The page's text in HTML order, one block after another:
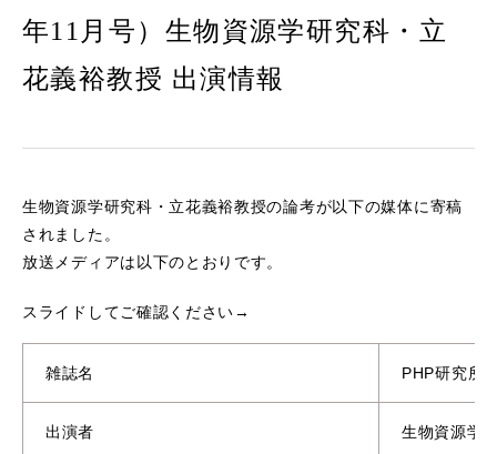
年11月号）生物資源学研究科・立
花義裕教授 出演情報
生物資源学研究科・立花義裕教授の論考が以下の媒体に寄稿
されました。
放送メディアは以下のとおりです。
スライドしてご確認ください→
雑誌名 PHP研究所
出演者 生物資源学